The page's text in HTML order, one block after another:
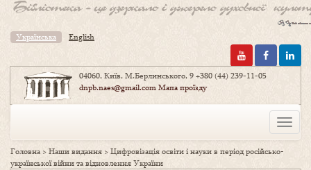
Українська English
04060, Київ, М.Берлинського, 9+380 (44) 239-11-05
dnpb.naes@gmail.comМапа проїзду
Toggle
Головна >Наши видання >Цифровізація освіти і науки в період російсько-
української війни та відновлення України